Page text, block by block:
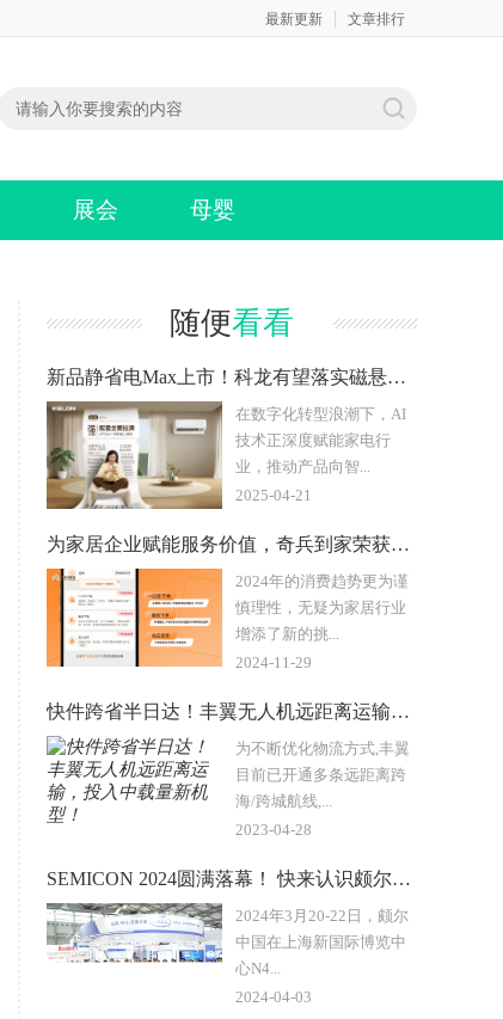
最新更新 文章排行
展会 母婴
随便看看
新品静省电Max上市！科龙有望落实磁悬浮技术？科龙静省电空调
在数字化转型浪潮下，AI
技术正深度赋能家电行
业，推动产品向智...
2025-04-21
为家居企业赋能服务价值，奇兵到家荣获“WISE2024商业之
2024年的消费趋势更为谨
慎理性，无疑为家居行业
增添了新的挑...
2024-11-29
快件跨省半日达！丰翼无人机远距离运输，投入中载量新机型！
为不断优化物流方式,丰翼
目前已开通多条远距离跨
海/跨城航线,...
2023-04-28
SEMICON 2024圆满落幕！ 快来认识颇尔令人振奋的产
2024年3月20-22日，颇尔
中国在上海新国际博览中
心N4...
2024-04-03